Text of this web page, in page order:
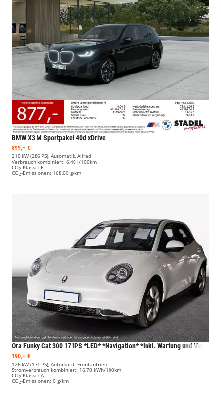
BMW X3M Sportpaket 40d xDrive
899,– €
210 kW (286 PS), Automatik, Allrad
Verbrauch kombiniert: 6,40 l/100km
CO2-Klasse: F
CO2-Emissionen: 168,00 g/km
Ora Funky Cat300 171PS *LED* *Navigation* *Inkl. Wartung und Verschleiß*
190,– €
126 kW (171 PS), Automatik, Frontantrieb
Stromverbrauch kombiniert: 16,70 kWh/100km
CO2-Klasse: A
CO2-Emissionen: 0 g/km